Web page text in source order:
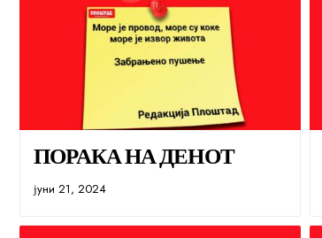
ПОРАКА НА ДЕНОТ
јуни 21, 2024